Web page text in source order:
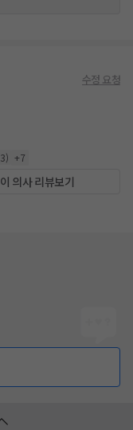
수정 요청
3) +7
이 의사 리뷰보기